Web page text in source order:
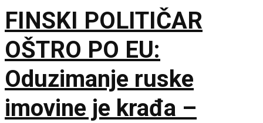
FINSKI POLITIČAR
OŠTRO PO EU:
Oduzimanje ruske
imovine je krađa –